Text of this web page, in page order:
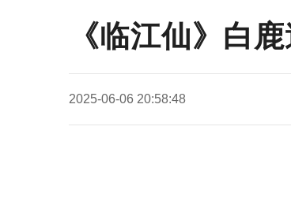
《临江仙》白
2025-06-06 20:58:48